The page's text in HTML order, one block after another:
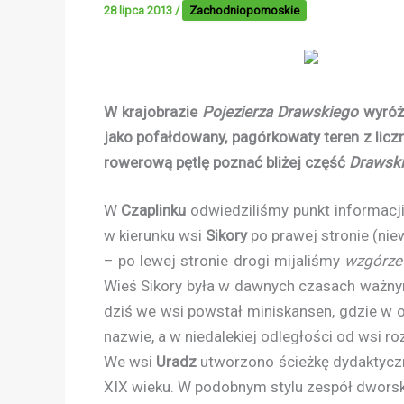
28 lipca 2013 / Zachodniopomoskie
W krajobrazie Pojezierza Drawskiego
jako pofałdowany, pagórkowaty teren z
rowerową pętlę poznać bliżej część
W Czaplinku odwiedziliśmy punkt
w kierunku wsi Sikorypo prawej stronie
– po lewej stronie drogi mijaliśmy
Wieś Sikory była w dawnych czasach
dziś we wsi powstał miniskansen, gdzie
nazwie, a w niedalekiej odległości od wsi
We wsi Uradz utworzono ścieżkę
XIX wieku. W podobnym stylu zespół